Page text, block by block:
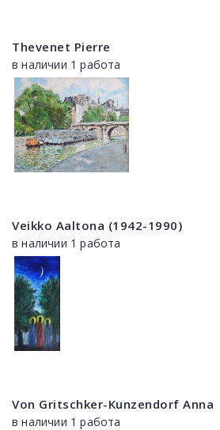
Thevenet Pierre
в наличии 1 работа
Veikko Aaltona (1942-1990)
в наличии 1 работа
Von Gritschker-Kunzendorf Anna
в наличии 1 работа